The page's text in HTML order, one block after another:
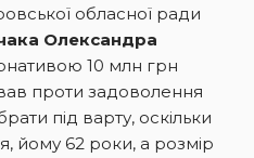
обласної ради
Олександра
10 млн грн
проти задоволення
під варту, оскільки
йому 62 роки, а розмір